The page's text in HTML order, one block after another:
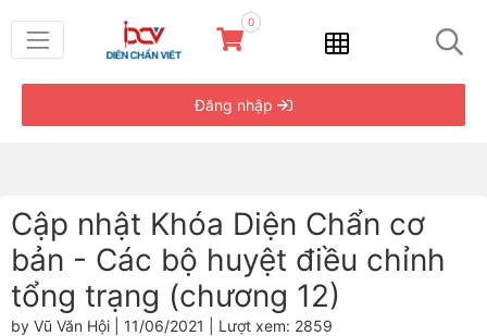
0
Đăng nhập
Cập nhật Khóa Diện Chẩn cơ
bản - Các bộ huyệt điều chỉnh
tổng trạng (chương 12)
by Vũ Văn Hội | 11/06/2021 | Lượt xem: 2859